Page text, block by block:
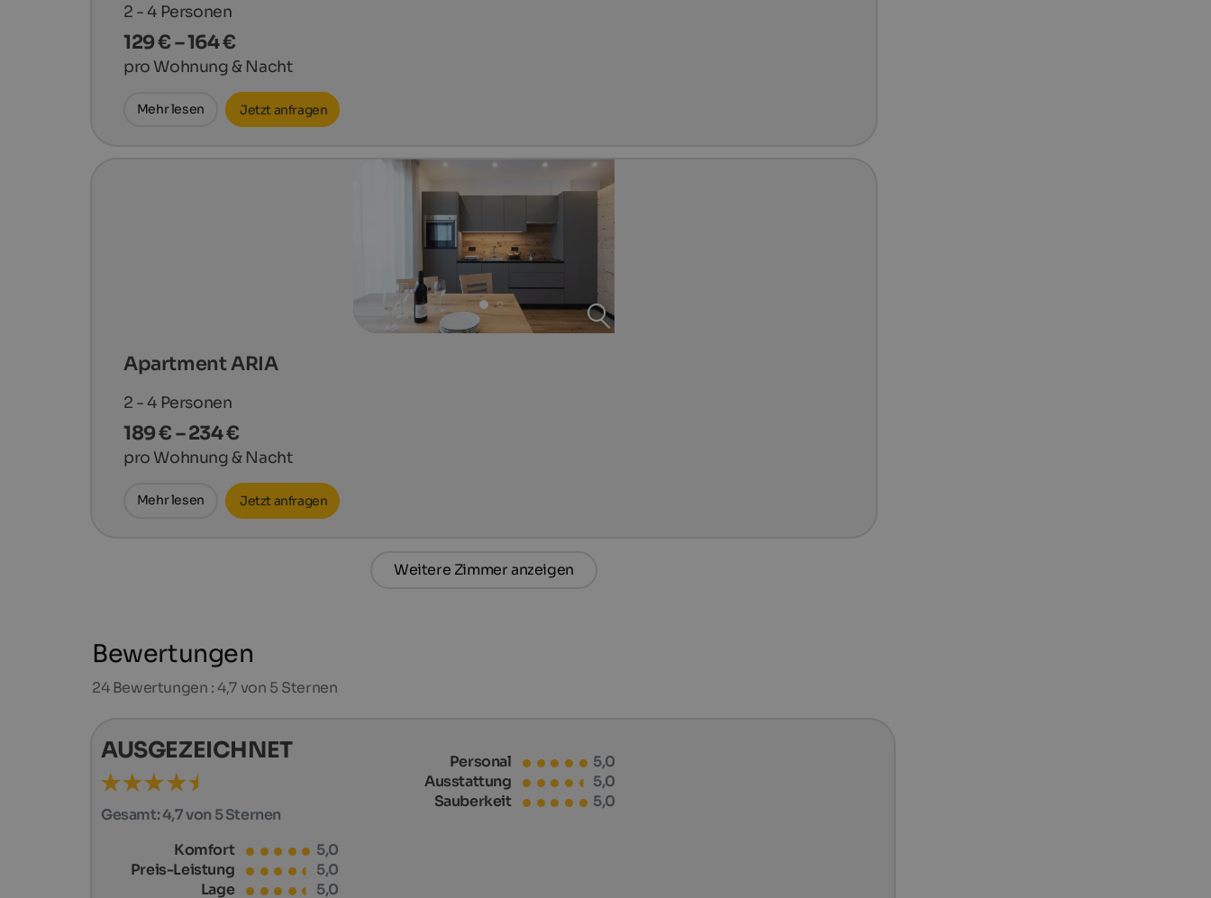
2 - 4 Personen
129 € – 164 €
pro Wohnung & Nacht
Mehr lesen Jetzt anfragen
Apartment ARIA
2 - 4 Personen
189 € – 234 €
pro Wohnung & Nacht
Mehr lesen Jetzt anfragen
Weitere Zimmer anzeigen
Bewertungen
24Bewertungen : 4,7 von 5 Sternen
AUSGEZEICHNET
Gesamt:4,7 von 5 Sternen
Personal
5,0
Ausstattung
5,0
Sauberkeit
5,0
Komfort
5,0
Preis-Leistung
5,0
Lage
5,0